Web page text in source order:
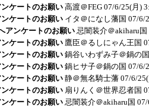
ケートのお願い 高渡＠FEG 07/6/25(月)
ケートのお願い イタ＠になし藩国 07/6/
アンケートのお願い 忌闇装介＠akiharu国
ケートのお願い 鷹臣＠るしにゃん王国
ケートのお願い 鍋谷いわずみ子＠鍋の国
ケートのお願い 鍋ヒサ子＠鍋の国 07/6/
ケートのお願い 静＠無名騎士藩 07/6/
ケートのお願い 扇りんく＠世界忍者国
ケートのお願い 忌闇装介＠akiharu国